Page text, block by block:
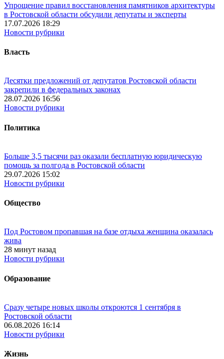
Упрощение правил восстановления памятников архитектуры
в Ростовской области обсудили депутаты и эксперты
17.07.2026 18:29
Новости рубрики
Власть
Десятки предложений от депутатов Ростовской области
закрепили в федеральных законах
28.07.2026 16:56
Новости рубрики
Политика
Больше 3,5 тысячи раз оказали бесплатную юридическую
помощь за полгода в Ростовской области
29.07.2026 15:02
Новости рубрики
Общество
Под Ростовом пропавшая на базе отдыха женщина оказалась
жива
28 минут назад
Новости рубрики
Образование
Сразу четыре новых школы откроются 1 сентября в
Ростовской области
06.08.2026 16:14
Новости рубрики
Жизнь